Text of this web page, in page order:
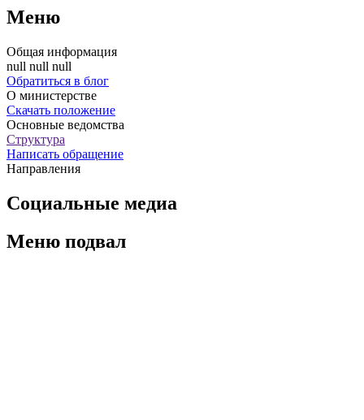
Меню
Общая информация
null null null
Обратиться в блог
О министерстве
Скачать положение
Основные ведомства
Структура
Написать обращение
Направления
Социальные медиа
Меню подвал